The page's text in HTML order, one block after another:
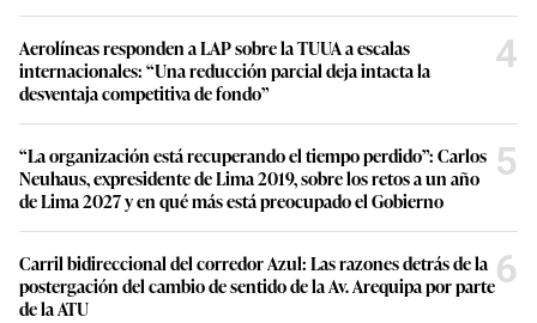
Aerolíneas responden a LAP sobre la TUUA a escalas
internacionales: “Una reducción parcial deja intacta la
desventaja competitiva de fondo”
4
“La organización está recuperando el tiempo perdido”: Carlos
Neuhaus, expresidente de Lima 2019, sobre los retos a un año
de Lima 2027 y en qué más está preocupado el Gobierno
5
Carril bidireccional del corredor Azul: Las razones detrás de la
postergación del cambio de sentido de la Av. Arequipa por parte
de la ATU
6